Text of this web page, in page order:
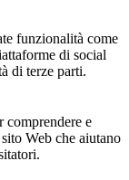
funzionalità come
di social
di terze parti.
comprendere e
Web che aiutano